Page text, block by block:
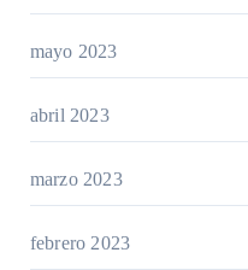
mayo 2023
abril 2023
marzo 2023
febrero 2023